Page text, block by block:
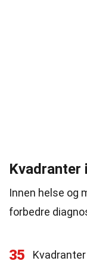
Kvadranter
Innen helse og
forbedre
35